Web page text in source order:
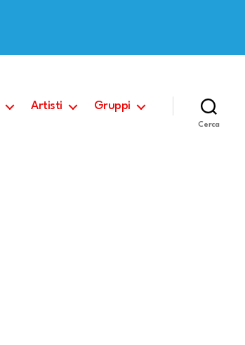
Artisti Gruppi
Cerca